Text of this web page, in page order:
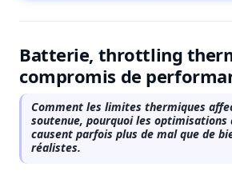
Batterie, throttling
compromis de
Comment les limites thermiques
soutenue, pourquoi les
causent parfois plus de mal que de
réalistes.